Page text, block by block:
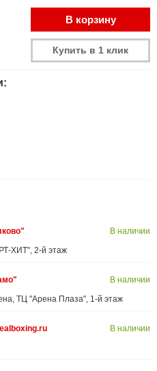
В корзину
Купить в 1 клик
ХИТ", 2-й этаж
В наличии
ТЦ "Арена Плаза", 1-й этаж
В наличии
В наличии